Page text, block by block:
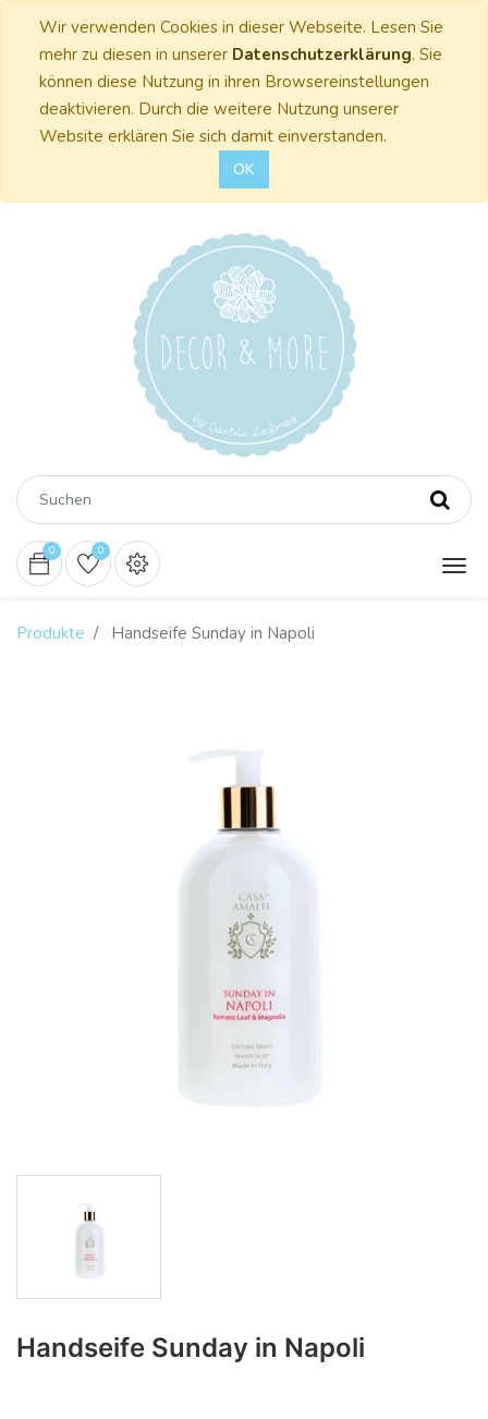
Wir verwenden Cookies in dieser Webseite. Lesen Sie
mehr zu diesen in unserer Datenschutzerklärung. Sie
können diese Nutzung in ihren Browsereinstellungen
deaktivieren. Durch die weitere Nutzung unserer
Website erklären Sie sich damit einverstanden.
OK
0 0
Produkte Handseife Sunday in Napoli
Handseife Sunday in Napoli